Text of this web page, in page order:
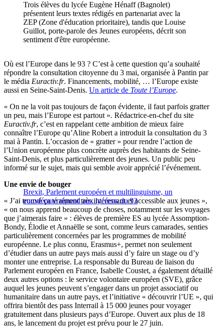
Trois élèves du lycée Eugène Hénaff (Bagnolet)
présentent leurs textes rédigés en partenariat avec la
ZEP (Zone d'éducation prioritaire), tandis que Louise
Guillot, porte-parole des Jeunes européens, décrit son
sentiment d'être européenne.
Où est l’Europe dans le 93 ? C’est à cette question qu’a souhaité
répondre la consultation citoyenne du 3 mai, organisée à Pantin par
le média Euractiv.fr. Financements, mobilité, … l’Europe existe
aussi en Seine-Saint-Denis. Un article de Toute l’Europe.
« On ne la voit pas toujours de façon évidente, il faut parfois gratter
un peu, mais l’Europe est partout ». Rédactrice-en-chef du site
Euractiv.fr, c’est en rappelant cette ambition de mieux faire
connaître l’Europe qu’Aline Robert a introduit la consultation du 3
mai à Pantin. L’occasion de « gratter » pour rendre l’action de
l’Union européenne plus concrète auprès des habitants de Seine-
Saint-Denis, et plus particulièrement des jeunes. Un public peu
informé sur le sujet, mais qui semble avoir apprécié l’événement.
Brexit, Parlement européen et multilinguisme, un
eurodéputé répond aux lycéens du 93
Une envie de bouger
« J’ai trouvé ça vraiment très intéressant et accessible aux jeunes »,
« on nous apprend beaucoup de choses, notamment sur les voyages
que j’aimerais faire » : élèves de première ES au lycée Assomption-
Bondy, Élodie et Annaëlle se sont, comme leurs camarades, senties
particulièrement concernées par les programmes de mobilité
européenne. Le plus connu, Erasmus+, permet non seulement
d’étudier dans un autre pays mais aussi d’y faire un stage ou d’y
monter une entreprise. La responsable du Bureau de liaison du
Parlement européen en France, Isabelle Coustet, a également détaillé
deux autres options : le service volontaire européen (SVE), grâce
auquel les jeunes peuvent s’engager dans un projet associatif ou
humanitaire dans un autre pays, et l’initiative « découvrir l’UE », qui
offrira bientôt des pass Interrail à 15 000 jeunes pour voyager
gratuitement dans plusieurs pays d’Europe. Ouvert aux plus de 18
ans, le lancement du projet est prévu pour le 27 juin.